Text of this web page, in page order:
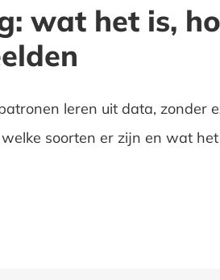
wat het is,
leren uit data, zonder
soorten er zijn en wat